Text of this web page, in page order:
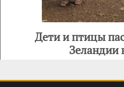
Дети и птицы
Зеландии